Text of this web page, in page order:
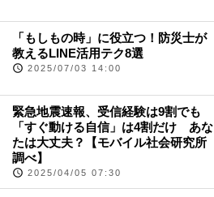
「もしもの時」に役立つ！防災士が
教えるLINE活用テク8選
2025/07/03 14:00
緊急地震速報、受信経験は9割でも
「すぐ動ける自信」は4割だけ あな
たは大丈夫？【モバイル社会研究所
調べ】
2025/04/05 07:30